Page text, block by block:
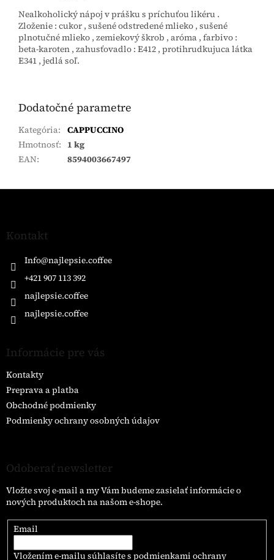
Nealkoholický nápoj v prášku s príchuťou likéru .
Zloženie : cukor , sušené odstredené mlieko , sušené
plnotučné mlieko , zemiekový škrob , aróma , farbivo :
beta-karoten , zahusťovadlo : E412 , protihrudkujuca látka
E341 , jedlá soľ.
Dodatočné parametre
Kategória: CAPPUCCINO
Hmotnosť: 1 kg
EAN: 8594003667497
Z
Kontakt
Info@najlepsie.coffee
+421 907 113 392
najlepsie.coffee
najlepsie.coffee
Informácie pre vás
Kontakty
Preprava a platba
Obchodné podmienky
Podmienky ochrany osobných údajov
Odoberať newsletter
Vložte svoj e-mail a my Vám budeme zasielať informácie o
nových produktoch na našom e-shope.
Email
Vložením e-mailu súhlasíte s podmienkami ochrany